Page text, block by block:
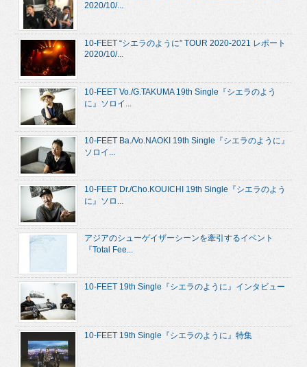
2020/10/...
10-FEET “シエラのように” TOUR 2020-2021 レポート
2020/10/...
10-FEET Vo./G.TAKUMA 19th Single『シエラのよう
に』ソロイ...
10-FEET Ba./Vo.NAOKI 19th Single『シエラのように』
ソロイ...
10-FEET Dr./Cho.KOUICHI 19th Single『シエラのよう
に』ソロ...
アジアのシューゲイザーシーンを牽引するイベント
『Total Fee...
10-FEET 19th Single『シエラのように』インタビュー
10-FEET 19th Single『シエラのように』特集